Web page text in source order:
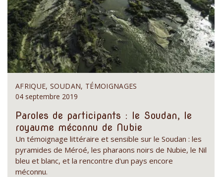
AFRIQUE, SOUDAN, TÉMOIGNAGES
04 septembre 2019
Paroles de participants : le Soudan, le
royaume méconnu de Nubie
Un témoignage littéraire et sensible sur le Soudan : les
pyramides de Méroé, les pharaons noirs de Nubie, le Nil
bleu et blanc, et la rencontre d'un pays encore
méconnu.